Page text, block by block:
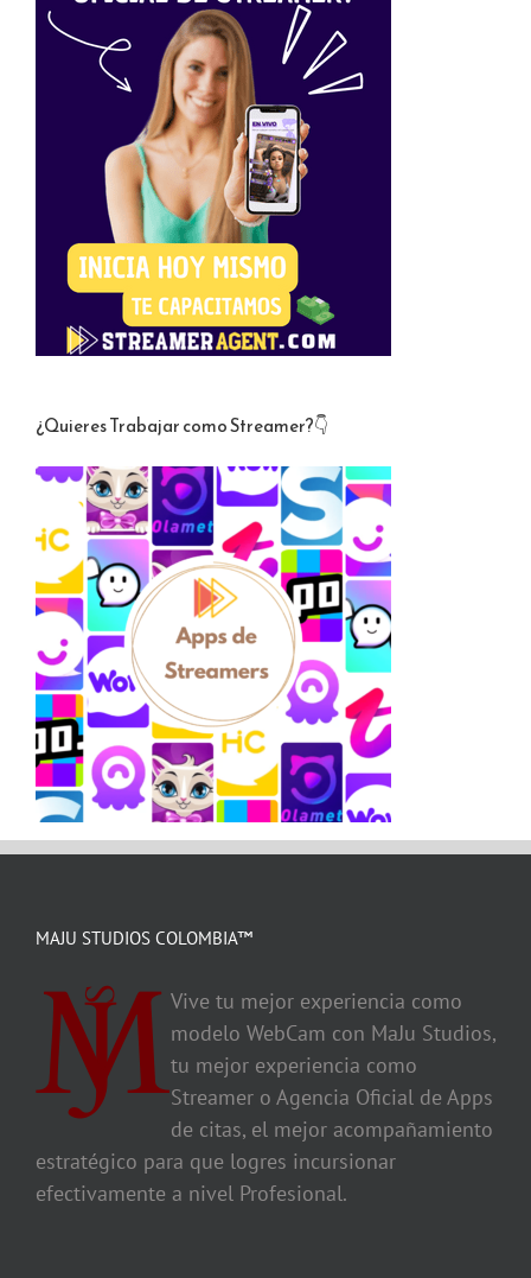
¿Quieres Trabajar como Streamer?👇
MAJU STUDIOS COLOMBIA™
Vive tu mejor experiencia como
modelo WebCam con MaJu Studios,
tu mejor experiencia como
Streamer o Agencia Oficial de Apps
de citas, el mejor acompañamiento
estratégico para que logres incursionar
efectivamente a nivel Profesional.